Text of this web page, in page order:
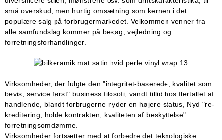
små overskud, men hurtig omsætning som kernen i det
populære salg på forbrugermarkedet. Velkommen venner fra
alle samfundslag kommer på besøg, vejledning og
forretningsforhandlinger.
Virksomheder, der fulgte den "integritet-baserede, kvalitet som
bevis, service først" business filosofi, vandt tillid hos flertallet af
handlende, blandt forbrugerne nyder en højere status, Nyd "re-
kreditering, holde kontrakten, kvaliteten af ​​beskyttelse"
forretningsomdømme.
Virksomheder fortsætter med at forbedre det teknologiske